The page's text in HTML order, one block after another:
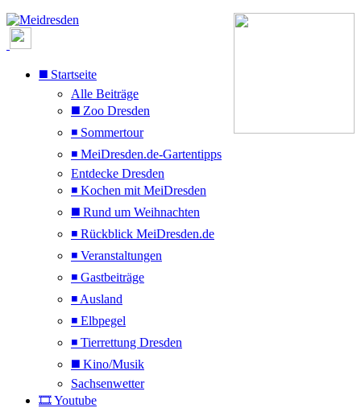
◼️ Startseite
Alle Beiträge
◼️ Zoo Dresden
◾ Sommertour
◾ MeiDresden.de-Gartentipps
Entdecke Dresden
◾ Kochen mit MeiDresden
◼️ Rund um Weihnachten
◾ Rückblick MeiDresden.de
◾ Veranstaltungen
◾ Gastbeiträge
◾ Ausland
◾ Elbpegel
◾ Tierrettung Dresden
◼️ Kino/Musik
Sachsenwetter
🎞️ Youtube